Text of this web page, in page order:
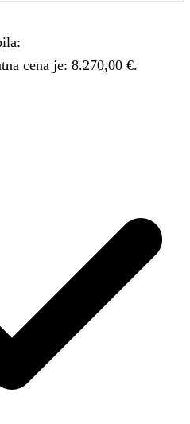
cena je: 8.270,00 €.